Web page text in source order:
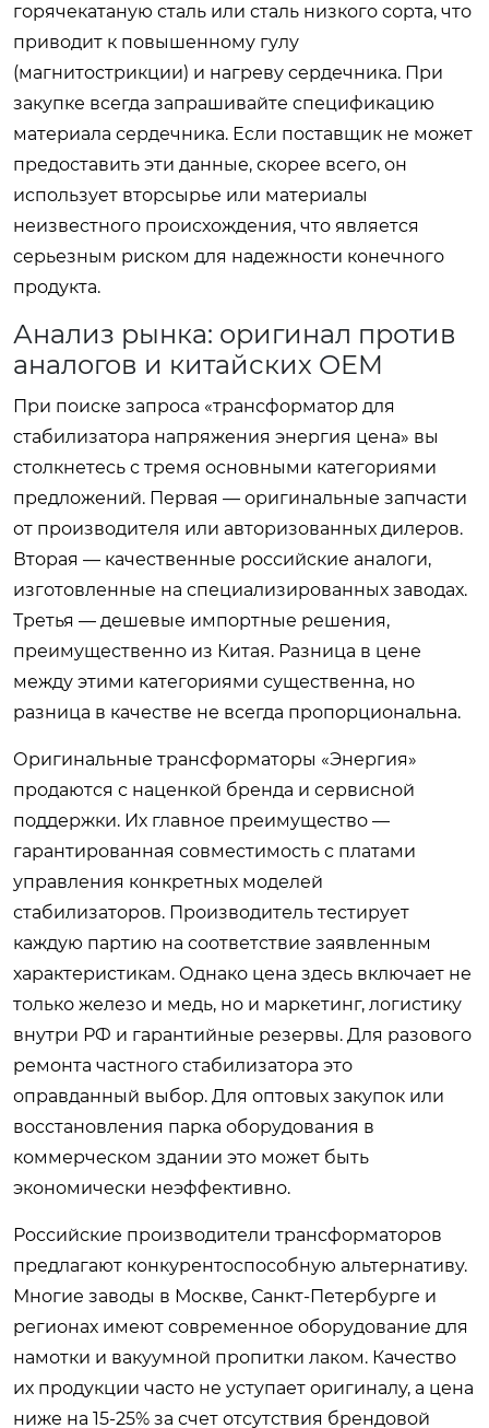
горячекатаную сталь или сталь низкого сорта, что
приводит к повышенному гулу
(магнитострикции) и нагреву сердечника. При
закупке всегда запрашивайте спецификацию
материала сердечника. Если поставщик не может
предоставить эти данные, скорее всего, он
использует вторсырье или материалы
неизвестного происхождения, что является
серьезным риском для надежности конечного
продукта.
Анализ рынка: оригинал против
аналогов и китайских OEM
При поиске запроса «трансформатор для
стабилизатора напряжения энергия цена» вы
столкнетесь с тремя основными категориями
предложений. Первая — оригинальные запчасти
от производителя или авторизованных дилеров.
Вторая — качественные российские аналоги,
изготовленные на специализированных заводах.
Третья — дешевые импортные решения,
преимущественно из Китая. Разница в цене
между этими категориями существенна, но
разница в качестве не всегда пропорциональна.
Оригинальные трансформаторы «Энергия»
продаются с наценкой бренда и сервисной
поддержки. Их главное преимущество —
гарантированная совместимость с платами
управления конкретных моделей
стабилизаторов. Производитель тестирует
каждую партию на соответствие заявленным
характеристикам. Однако цена здесь включает не
только железо и медь, но и маркетинг, логистику
внутри РФ и гарантийные резервы. Для разового
ремонта частного стабилизатора это
оправданный выбор. Для оптовых закупок или
восстановления парка оборудования в
коммерческом здании это может быть
экономически неэффективно.
Российские производители трансформаторов
предлагают конкурентоспособную альтернативу.
Многие заводы в Москве, Санкт-Петербурге и
регионах имеют современное оборудование для
намотки и вакуумной пропитки лаком. Качество
их продукции часто не уступает оригиналу, а цена
ниже на 15-25% за счет отсутствия брендовой